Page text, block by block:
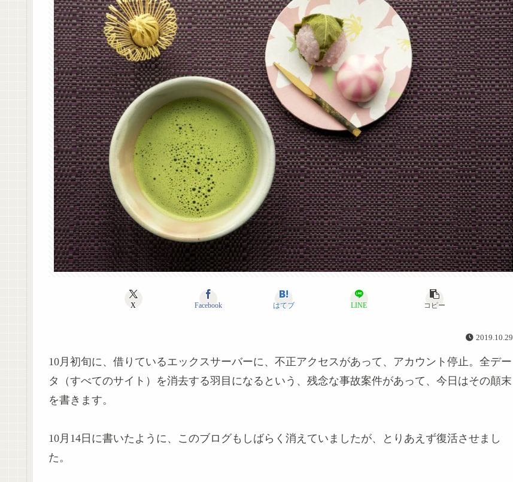
X Facebook はてブ LINE コピー
2019.10.29
10月初旬に、借りているエックスサーバーに、不正アクセスがあって、アカウント停止。全デー
タ（すべてのサイト）を消去する羽目になるという、残念な事故案件があって、今日はその顛末
を書きます。
10月14日に書いたように、このブログもしばらく消えていましたが、とりあえず復活させまし
た。